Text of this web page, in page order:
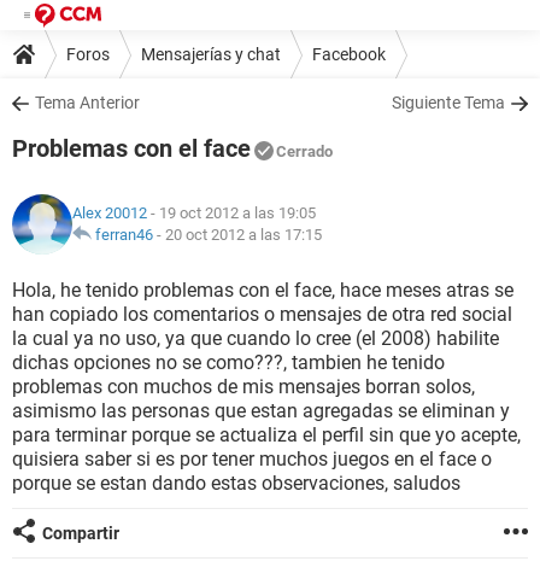
Foros Mensajerías y chat Facebook
Tema Anterior Siguiente Tema
Problemas con el face Cerrado
Alex 20012 - 19 oct 2012 a las 19:05
ferran46 - 20 oct 2012 a las 17:15
Hola, he tenido problemas con el face, hace meses atras se
han copiado los comentarios o mensajes de otra red social
la cual ya no uso, ya que cuando lo cree (el 2008) habilite
dichas opciones no se como???, tambien he tenido
problemas con muchos de mis mensajes borran solos,
asimismo las personas que estan agregadas se eliminan y
para terminar porque se actualiza el perfil sin que yo acepte,
quisiera saber si es por tener muchos juegos en el face o
porque se estan dando estas observaciones, saludos
Compartir